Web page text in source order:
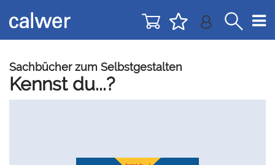
zur
Navigation
zum
Inhalt
Sachbücher zum Selbstgestalten
Kennst du...?